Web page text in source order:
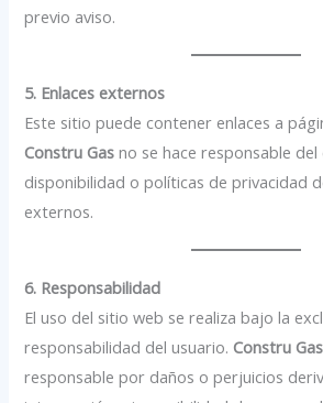
previo aviso.
5. Enlaces externos
Este sitio puede contener enlaces a
Constru Gas no se hace responsable
disponibilidad o políticas de privacidad
externos.
6. Responsabilidad
El uso del sitio web se realiza bajo la
responsabilidad del usuario. Constru Gas
responsable por daños o perjuicios